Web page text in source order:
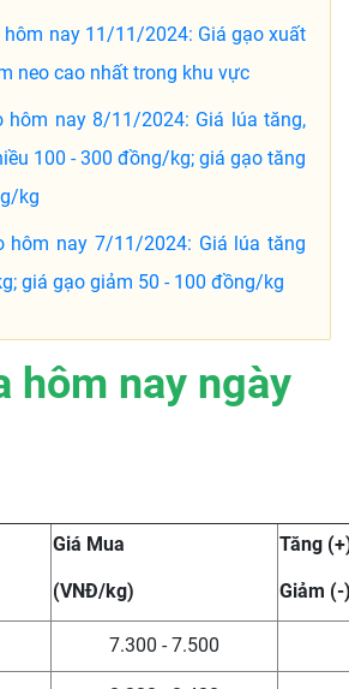
hôm nay 11/11/2024: Giá gạo xuất
neo cao nhất trong khu vực
hôm nay 8/11/2024: Giá lúa tăng,
100 - 300 đồng/kg; giá gạo tăng
kg
hôm nay 7/11/2024: Giá lúa tăng
giá gạo giảm 50 - 100 đồng/kg
hôm nay ngày
Giá Mua
(VNĐ/kg)
Tăng
Giảm (-
7.300 - 7.500